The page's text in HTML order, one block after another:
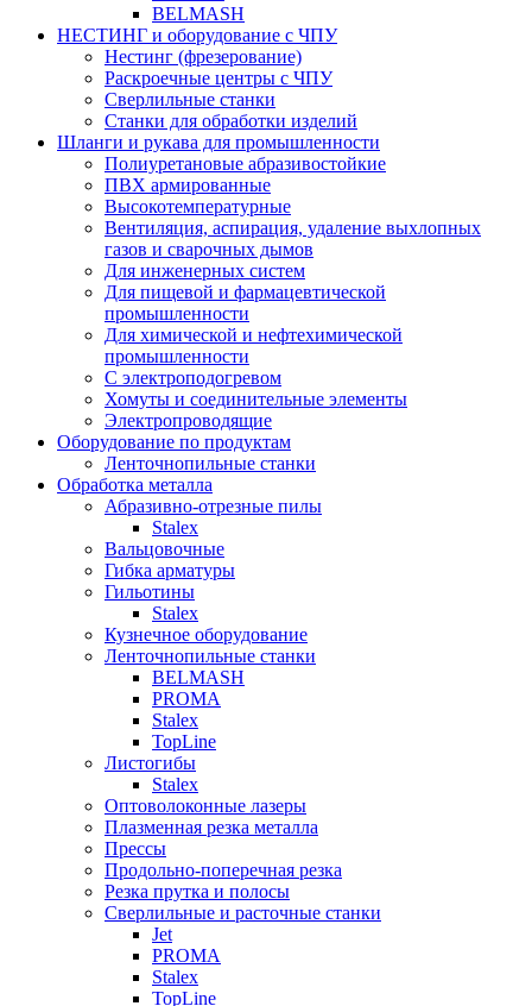
BELMASH
НЕСТИНГ и оборудование с ЧПУ
Нестинг (фрезерование)
Раскроечные центры с ЧПУ
Сверлильные станки
Станки для обработки изделий
Шланги и рукава для промышленности
Полиуретановые абразивостойкие
ПВХ армированные
Высокотемпературные
Вентиляция, аспирация, удаление выхлопных
газов и сварочных дымов
Для инженерных систем
Для пищевой и фармацевтической
промышленности
Для химической и нефтехимической
промышленности
С электроподогревом
Хомуты и соединительные элементы
Электропроводящие
Оборудование по продуктам
Ленточнопильные станки
Обработка металла
Абразивно-отрезные пилы
Stalex
Вальцовочные
Гибка арматуры
Гильотины
Stalex
Кузнечное оборудование
Ленточнопильные станки
BELMASH
PROMA
Stalex
TopLine
Листогибы
Stalex
Оптоволоконные лазеры
Плазменная резка металла
Прессы
Продольно-поперечная резка
Резка прутка и полосы
Сверлильные и расточные станки
Jet
PROMA
Stalex
TopLine